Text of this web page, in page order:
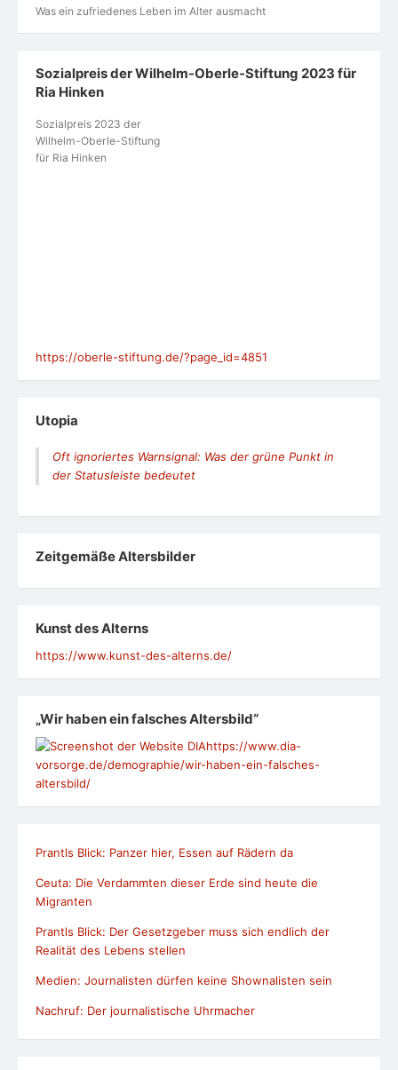
Was ein zufriedenes Leben im Alter ausmacht
Sozialpreis der Wilhelm-Oberle-Stiftung 2023 für
Ria Hinken
Sozialpreis 2023 der
Wilhelm-Oberle-Stiftung
für Ria Hinken
https://oberle-stiftung.de/?page_id=4851
Utopia
Oft ignoriertes Warnsignal: Was der grüne Punkt in
der Statusleiste bedeutet
Zeit­ge­mäße Alters­bil­der
Kunst des Alterns
https://www.kunst-des-alterns.de/
„Wir haben ein falsches Altersbild“
https://www.dia-
vorsorge.de/demographie/wir-haben-ein-falsches-
altersbild/
Prantls Blick: Panzer hier, Essen auf Rädern da
Ceuta: Die Verdammten dieser Erde sind heute die
Migranten
Prantls Blick: Der Gesetzgeber muss sich endlich der
Realität des Lebens stellen
Medien: Journalisten dürfen keine Shownalisten sein
Nachruf: Der journalistische Uhrmacher